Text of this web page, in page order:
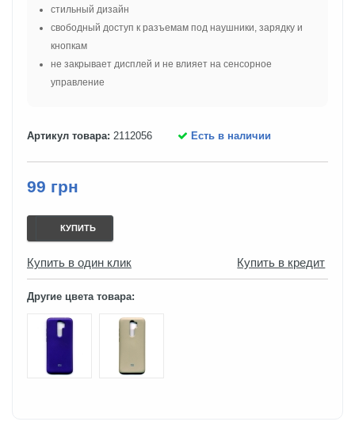
стильный дизайн
свободный доступ к разъемам под наушники, зарядку и
кнопкам
не закрывает дисплей и не влияет на сенсорное
управление
Артикул товара: 2112056 Есть в наличии
99 грн
КУПИТЬ
Купить в один клик Купить в кредит
Другие цвета товара: